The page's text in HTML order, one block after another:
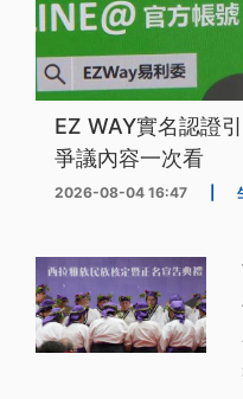
EZ WAY實名認證
爭議內容一次看
2026-08-04 16:47